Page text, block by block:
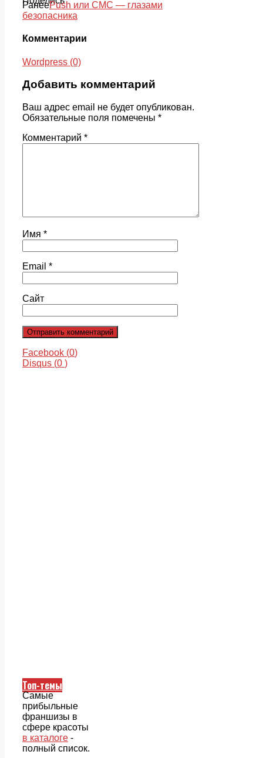
РанееPush или СМС — глазами
безопасника
Комментарии
Wordpress (0)
Добавить комментарий
Ваш адрес email не будет опубликован.
Обязательные поля помечены *
Комментарий *
Имя *
Email *
Сайт
Facebook (0)
Disqus (0 )
Топ-темы
Самые
прибыльные
франшизы в
сфере красоты
в каталоге -
полный список.